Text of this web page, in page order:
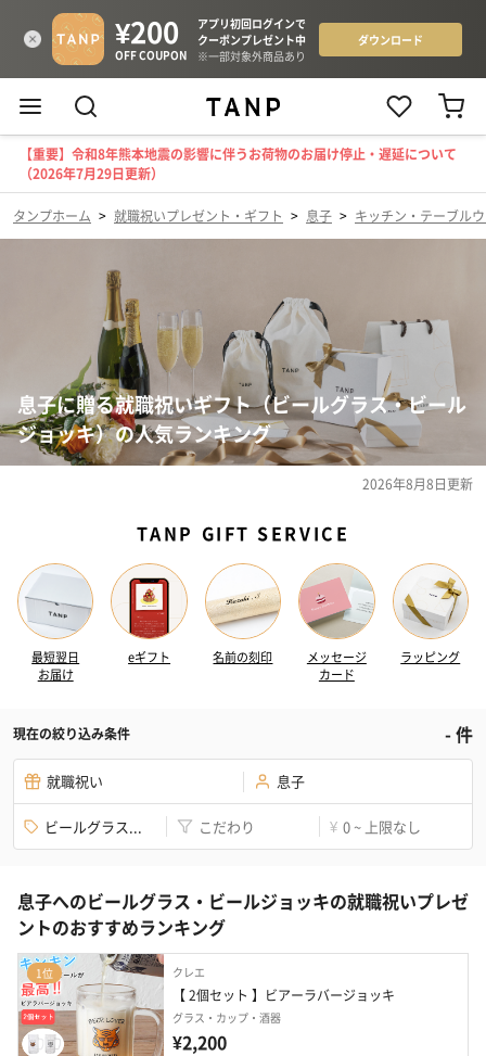
【重要】令和8年熊本地震の影響に伴うお荷物のお届け停止・遅延について
（2026年7月29日更新）
タンプホーム > 就職祝いプレゼント・ギフト > 息子 > キッチン・テーブル
息子に贈る就職祝いギフト（ビールグラス・ビール
ジョッキ）の人気ランキング
2026年8月8日更新
TANP GIFT SERVICE
最短翌日
お届け
eギフト 名前の刻印
メッセージ
カード
ラッピング
現在の絞り込み条件 -件
就職祝い 息子
ビールグラス... こだわり ¥ 0 ~ 上限なし
息子へのビールグラス・ビールジョッキの就職祝いプレゼ
ントのおすすめランキング
1位 クレエ
【 2個セット 】ビアーラバージョッキ
グラス・カップ・酒器
¥2,200